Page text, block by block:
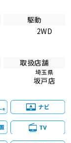
駆動
2WD
取扱店舗
埼玉県
坂戸店